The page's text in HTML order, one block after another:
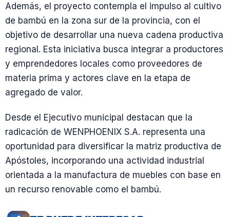
Además, el proyecto contempla el impulso al cultivo
de bambú en la zona sur de la provincia, con el
objetivo de desarrollar una nueva cadena productiva
regional. Esta iniciativa busca integrar a productores
y emprendedores locales como proveedores de
materia prima y actores clave en la etapa de
agregado de valor.
Desde el Ejecutivo municipal destacan que la
radicación de WENPHOENIX S.A. representa una
oportunidad para diversificar la matriz productiva de
Apóstoles, incorporando una actividad industrial
orientada a la manufactura de muebles con base en
un recurso renovable como el bambú.